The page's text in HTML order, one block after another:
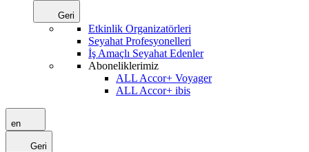
Geri
Etkinlik Organizatörleri
Seyahat Profesyonelleri
İş Amaçlı Seyahat Edenler
Aboneliklerimiz
ALL Accor+ Voyager
ALL Accor+ ibis
en
Geri